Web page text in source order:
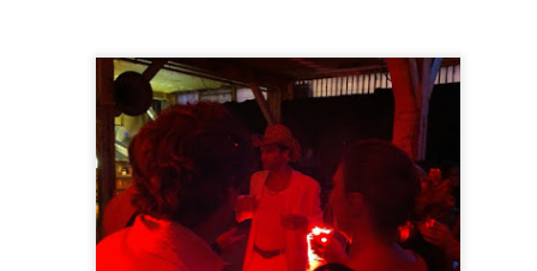
atención se focaliza en lo que ocurre, omitiendo todo lo demás.
esos momentos actuamos por instinto. Sentía que tenía que
empezó a decir que se mareaba. Pero cuando lo intentamos el
iba viendo como la pupila se dilata hasta desaparecer el color
manos como garras, era tal la fuerza que no podía doblarla. Me
a llamarla, gritando, no respondía. Le dije al camarero que
"¡Pilar!" No respondía. Me asusté verdaderamente pensando que
no te vayas a ir". Entonces la levanté, la tumbé en el suelo, levanté
siquiera cuando le subí las piernas doblaba las rodillas. Puse la otra
pasa? ¿Dónde estoy? Estaba soñando, qué raro todo". Y reía."